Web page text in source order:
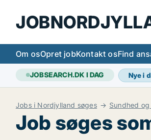
Om osOpret jobKontakt osFind
JOBSEARCH.DK I DAG Nye i
Jobs i Nordjylland søges Sundhed
Job søges